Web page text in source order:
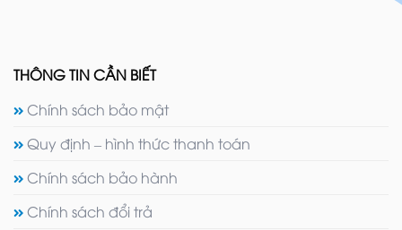
THÔNG TIN CẦN BIẾT
Chính sách bảo mật
Quy định – hình thức thanh toán
Chính sách bảo hành
Chính sách đổi trả